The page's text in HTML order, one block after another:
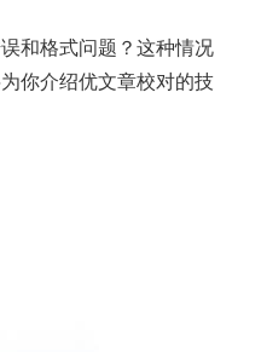
和格式问题？这种情况
你介绍优文章校对的技